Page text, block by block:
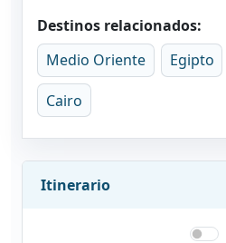
Destinos relacionados:
Medio Oriente
Egipto
Cairo
Itinerario